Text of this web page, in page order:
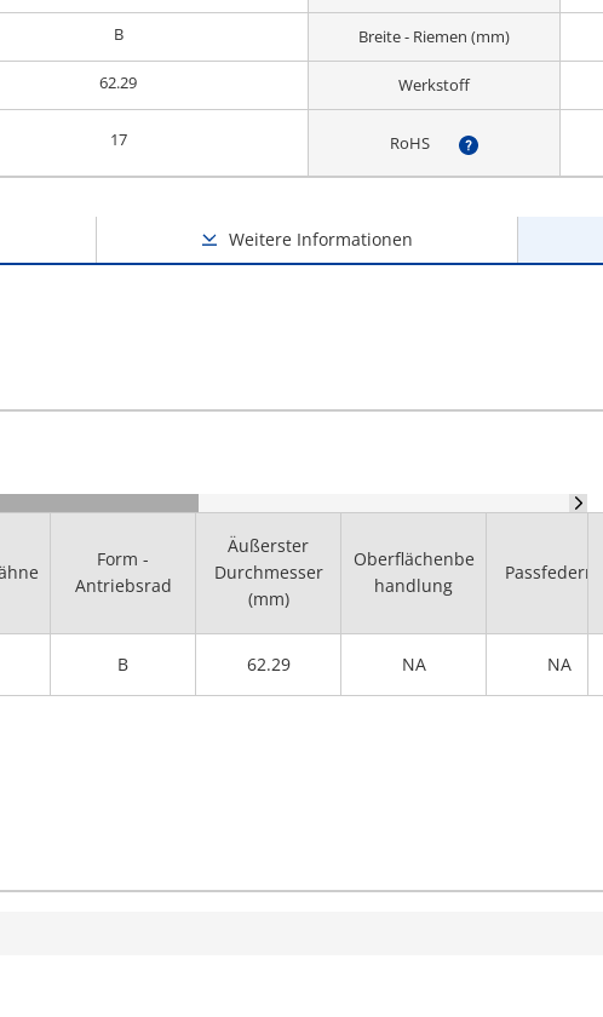
B Breite - Riemen (mm)
62.29 Werkstoff
17 RoHS
Weitere Informationen
Form -
Antriebsrad
Äußerster
Durchmesser
(mm)
Oberflächenbe
handlung
Passfedernut
B 62.29 NA NA